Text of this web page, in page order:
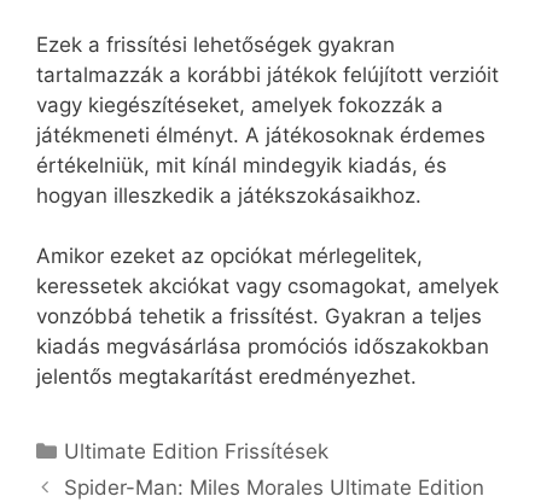
Ezek a frissítési lehetőségek gyakran
tartalmazzák a korábbi játékok felújított verzióit
vagy kiegészítéseket, amelyek fokozzák a
játékmeneti élményt. A játékosoknak érdemes
értékelniük, mit kínál mindegyik kiadás, és
hogyan illeszkedik a játékszokásaikhoz.
Amikor ezeket az opciókat mérlegelitek,
keressetek akciókat vagy csomagokat, amelyek
vonzóbbá tehetik a frissítést. Gyakran a teljes
kiadás megvásárlása promóciós időszakokban
jelentős megtakarítást eredményezhet.
Categories
Ultimate Edition Frissítések
Spider-Man: Miles Morales Ultimate Edition